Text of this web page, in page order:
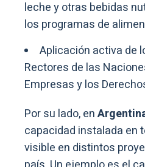
leche y otras bebidas
los programas de
Aplicación activa de
Rectores de las
Empresas y los
Por su lado, en
capacidad instalada en
visible en distintos